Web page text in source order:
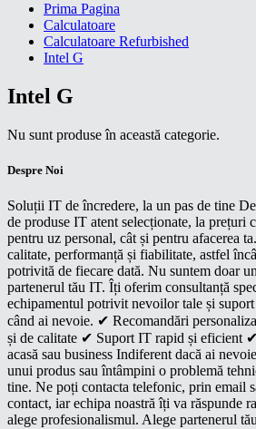
Prima Pagina
Calculatoare
Calculatoare Refurbished
Intel G
Intel G
Nu sunt produse în această categorie.
Despre Noi
Soluții IT de încredere, la un pas de tine
de produse IT atent selecționate, la prețuri
pentru uz personal, cât și pentru afacerea
calitate, performanță și fiabilitate, astfel
potrivită de fiecare dată. Nu suntem doar
partenerul tău IT. Îți oferim consultanță
echipamentul potrivit nevoilor tale și
când ai nevoie. ✔ Recomandări
și de calitate ✔ Suport IT rapid și eficient
acasă sau business Indiferent dacă ai
unui produs sau întâmpini o problemă
tine. Ne poți contacta telefonic, prin email
contact, iar echipa noastră îți va răspunde
alege profesionalismul. Alege partenerul